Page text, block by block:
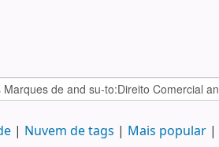
Nuvem de tags Mais popular